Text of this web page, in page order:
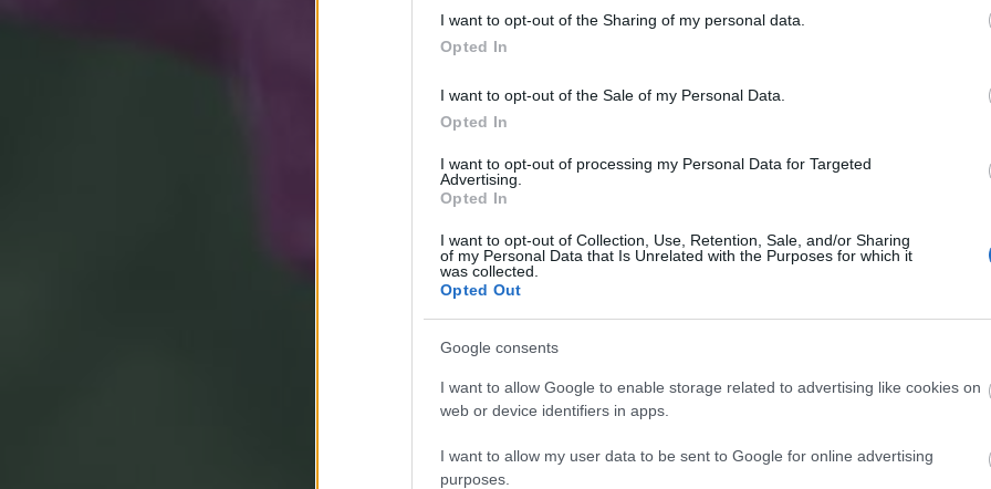
I want to opt-out of the Sharing of my personal data.
Opted In
I want to opt-out of the Sale of my Personal Data.
Opted In
I want to opt-out of processing my Personal Data for Targeted
Advertising.
Opted In
I want to opt-out of Collection, Use, Retention, Sale, and/or Sharing
of my Personal Data that Is Unrelated with the Purposes for which it
was collected.
Opted Out
Google consents
I want to allow Google to enable storage related to advertising like cookies on
web or device identifiers in apps.
I want to allow my user data to be sent to Google for online advertising
purposes.
első
esély